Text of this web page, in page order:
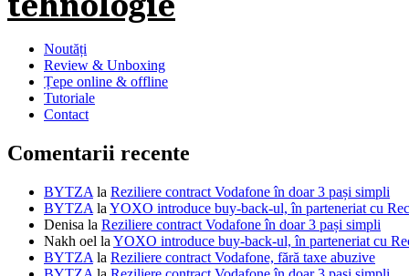
Noutăți
Review & Unboxing
Țepe online & offline
Tutoriale
Contact
Comentarii recente
BYTZA la Reziliere contract Vodafone în doar 3 pași simpli
BYTZA la YOXO introduce buy-back-ul, în parteneriat cu
Denisa la Reziliere contract Vodafone în doar 3 pași simpli
Nakh oel la YOXO introduce buy-back-ul, în parteneriat cu
BYTZA la Reziliere contract Vodafone, fără taxe abuzive